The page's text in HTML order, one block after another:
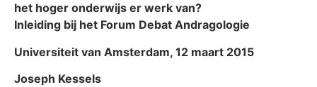
het hoger onderwijs er werk van?
Inleiding bij het Forum Debat Andragologie
Universiteit van Amsterdam, 12 maart 2015
Joseph Kessels